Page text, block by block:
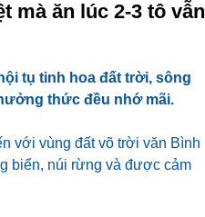
mà ăn lúc 2-3 tô vẫn
tụ tinh hoa đất trời, sông
thức đều nhớ mãi.
với vùng đất võ trời văn Bình
biển, núi rừng và được cảm